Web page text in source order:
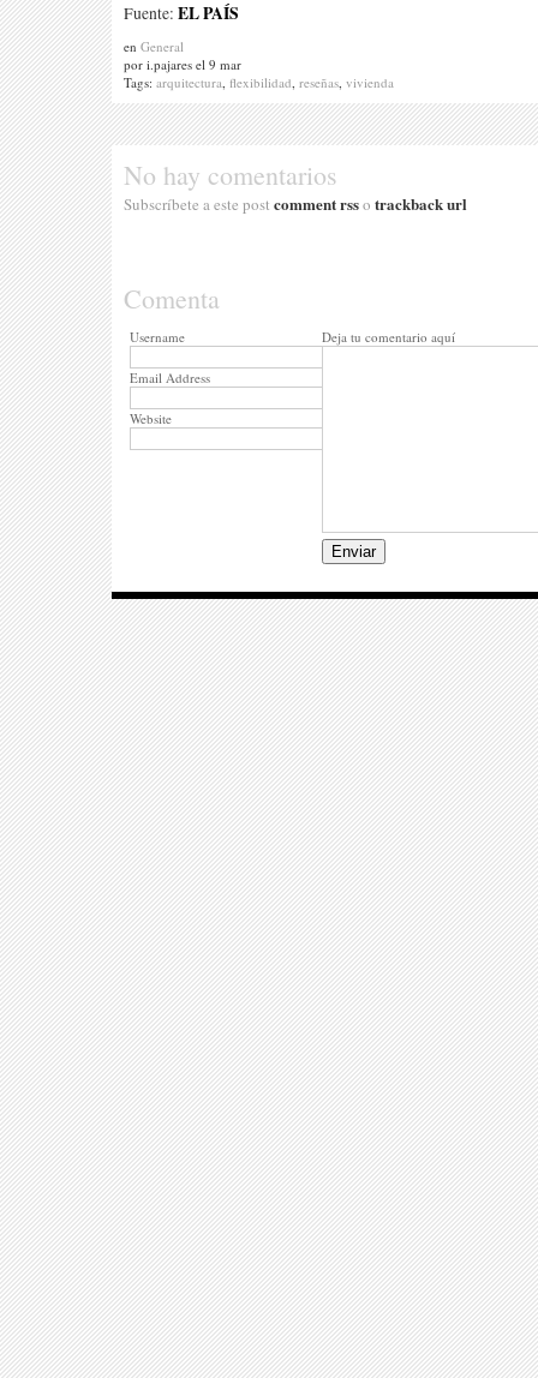
Fuente: EL PAÍS
en General
por i.pajares el 9 mar
Tags: arquitectura, flexibilidad, reseñas, vivienda
No hay comentarios
Subscríbete a este post comment rsso trackback url
Comenta
Username
Email Address
Website
Deja tu comentario aquí